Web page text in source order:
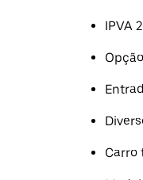
IPVA
Carro